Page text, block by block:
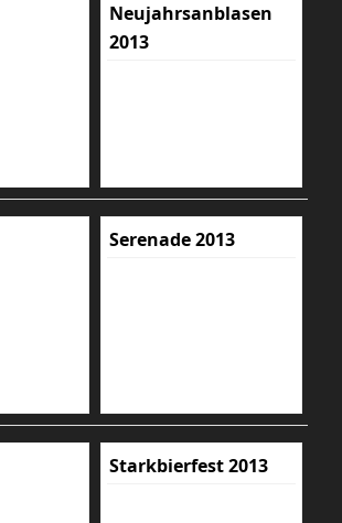
Neujahrsanblasen
2013
Serenade 2013
Starkbierfest 2013